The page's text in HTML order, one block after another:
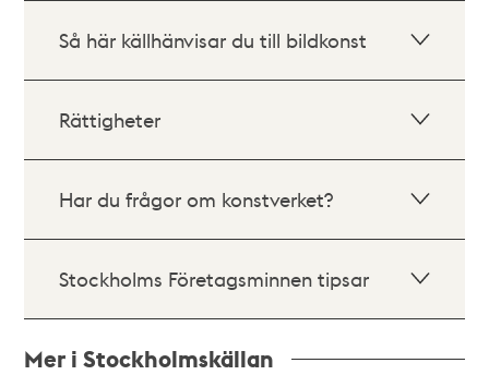
Så här källhänvisar du till bildkonst
Rättigheter
Har du frågor om konstverket?
Stockholms Företagsminnen tipsar
Mer i Stockholmskällan